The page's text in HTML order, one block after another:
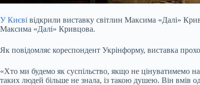
У Києві відкрили виставку світлин Максима «Далі»
Максима «Далі» Кривцова.
Як повідомляє кореспондент Укрінформу, виставка
«Хто ми будемо як суспільство, якщо не цінуватимемо
таких людей більше не знала, із такою душею. Він вмів